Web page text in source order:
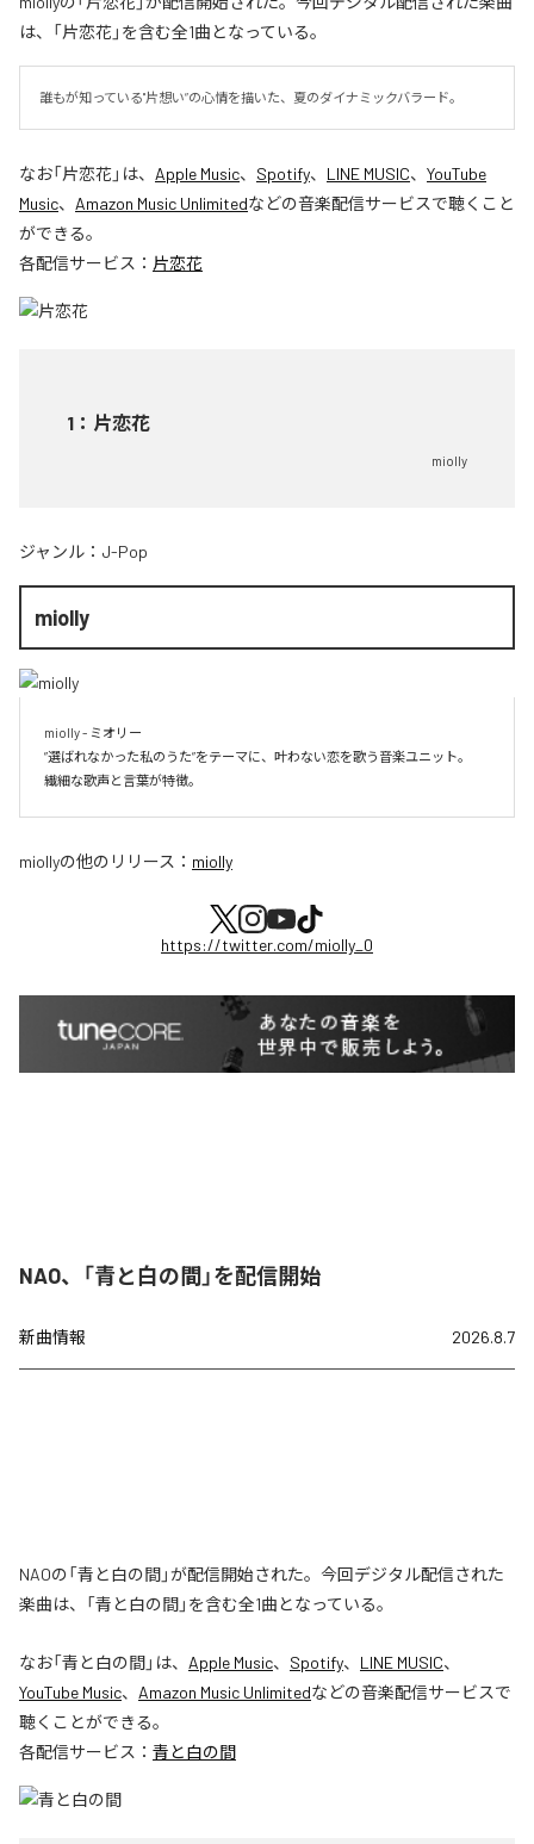
は、「片恋花」を含む全1曲となっている。
誰もが知っている"片想い”の心情を描いた、夏のダイナミックバラード。
なお「片恋花」は、 Apple Music、 Spotify、 LINE MUSIC、 YouTube
Music、 Amazon Music Unlimitedなどの音楽配信サービスで聴くこと
ができる。
各配信サービス： 片恋花
1 ： 片恋花
miolly
ジャンル： J-Pop
miolly
miolly - ミオリー
”選ばれなかった私のうた”をテーマに、叶わない恋を歌う音楽ユニット。
miollyの他のリリース： miolly
https://twitter.com/miolly_0
NAO、「青と白の間」を配信開始
新曲情報 2026.8.7
NAOの「青と白の間」が配信開始された。今回デジタル配信された
楽曲は、「青と白の間」を含む全1曲となっている。
なお「青と白の間」は、 Apple Music、 Spotify、 LINE MUSIC、
YouTube Music、 Amazon Music Unlimitedなどの音楽配信サービスで
聴くことができる。
各配信サービス： 青と白の間